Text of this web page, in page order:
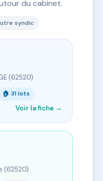
du cabinet.
syndic
(62520)
🏠 31 lots
Voir la fiche →
(62520)